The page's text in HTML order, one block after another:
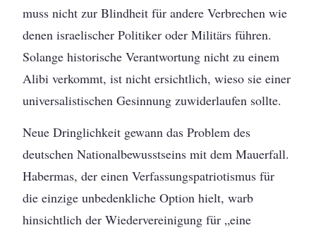
muss nicht zur Blindheit für andere Verbrechen wie
denen israelischer Politiker oder Militärs führen.
Solange historische Verantwortung nicht zu einem
Alibi verkommt, ist nicht ersichtlich, wieso sie einer
universalistischen Gesinnung zuwiderlaufen sollte.
Neue Dringlichkeit gewann das Problem des
deutschen Nationalbewusstseins mit dem Mauerfall.
Habermas, der einen Verfassungspatriotismus für
die einzige unbedenkliche Option hielt, warb
hinsichtlich der Wiedervereinigung für „eine